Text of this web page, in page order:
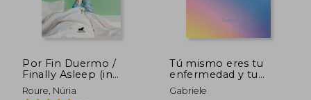
NT$ 866
Por Fin Duermo /
Finally Asleep (in
Spanish)
Roure, Núria
Tú mismo eres tu
enfermedad y tu
salud. Pero Dios está
contigo (in Spanish)
Gabriele